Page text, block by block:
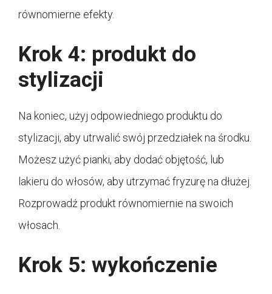
równomierne efekty.
Krok 4: produkt do
stylizacji
Na koniec, użyj odpowiedniego produktu do
stylizacji, aby utrwalić swój przedziałek na środku.
Możesz użyć pianki, aby dodać objętość, lub
lakieru do włosów, aby utrzymać fryzurę na dłużej.
Rozprowadź produkt równomiernie na swoich
włosach.
Krok 5: wykończenie